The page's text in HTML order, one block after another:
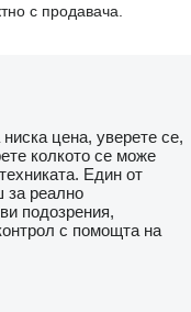
с продавача.
цена, уверете се,
колкото се може
Един от
за реално
подозрения,
с помощта на